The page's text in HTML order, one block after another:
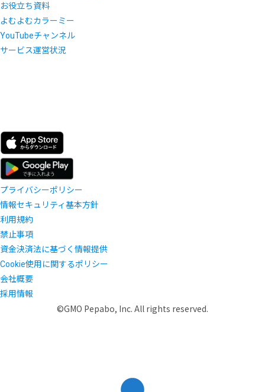
お役立ち資料
よむよむカラーミー
YouTubeチャンネル
サービス運営状況
プライバシーポリシー
情報セキュリティ基本方針
利用規約
禁止事項
資金決済法に基づく情報提供
Cookie使用に関するポリシー
会社概要
採用情報
©GMO Pepabo, Inc. All rights reserved.